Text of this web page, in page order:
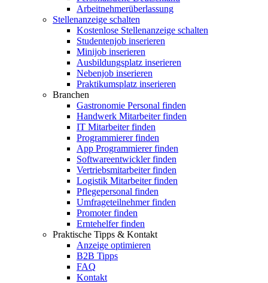
Arbeitnehmerüberlassung
Stellenanzeige schalten
Kostenlose Stellenanzeige schalten
Studentenjob inserieren
Minijob inserieren
Ausbildungsplatz inserieren
Nebenjob inserieren
Praktikumsplatz inserieren
Branchen
Gastronomie Personal finden
Handwerk Mitarbeiter finden
IT Mitarbeiter finden
Programmierer finden
App Programmierer finden
Softwareentwickler finden
Vertriebsmitarbeiter finden
Logistik Mitarbeiter finden
Pflegepersonal finden
Umfrageteilnehmer finden
Promoter finden
Erntehelfer finden
Praktische Tipps & Kontakt
Anzeige optimieren
B2B Tipps
FAQ
Kontakt